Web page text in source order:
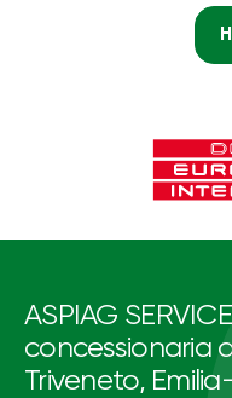
ASPIAG SERVICE
concessionaria
Triveneto,